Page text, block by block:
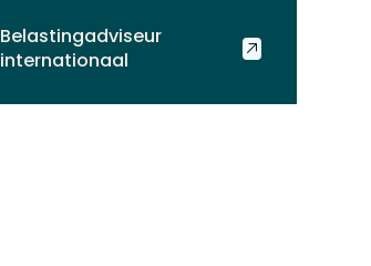
Belastingadviseur
internationaal